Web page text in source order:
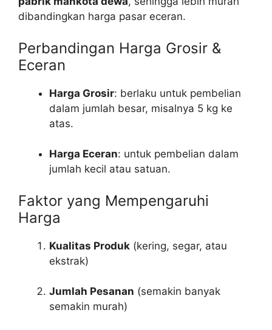
dibandingkan harga pasar eceran.
Perbandingan Harga Grosir &
Eceran
Harga Grosir: berlaku untuk pembelian
dalam jumlah besar, misalnya 5 kg ke
atas.
Harga Eceran: untuk pembelian dalam
jumlah kecil atau satuan.
Faktor yang Mempengaruhi
Harga
Kualitas Produk (kering, segar, atau
ekstrak)
Jumlah Pesanan (semakin banyak
semakin murah)